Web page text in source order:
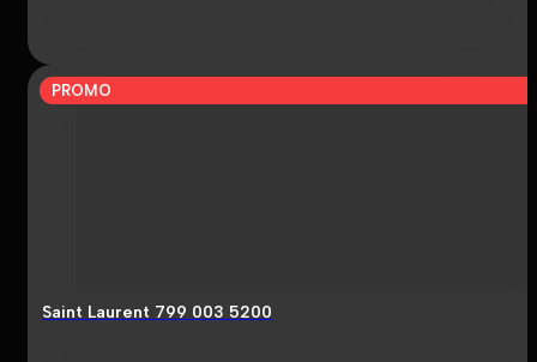
PROMO
Saint Laurent 799 003 5200